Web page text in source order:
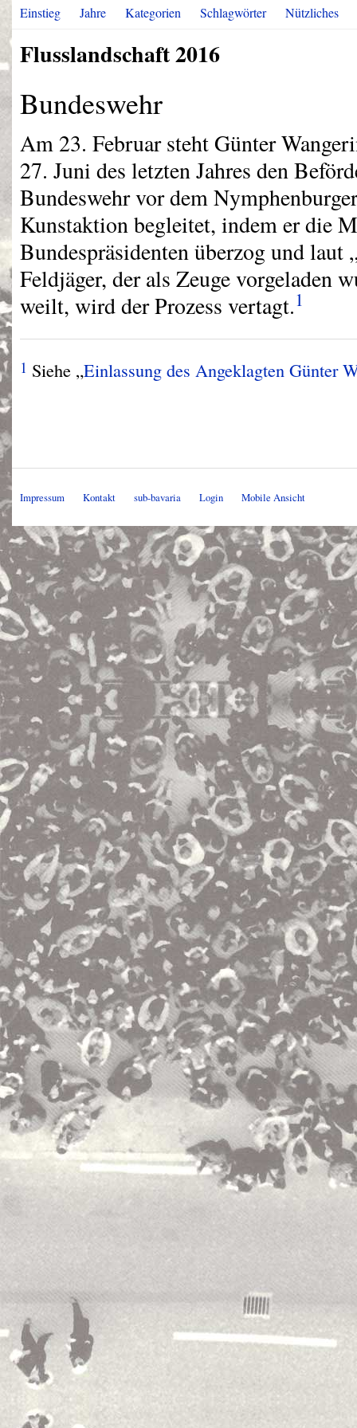
Einstieg Jahre Kategorien Schlagwörter Nützliches
Flusslandschaft 2016
Bundeswehr
Am 23. Februar steht Günter
27. Juni des letzten Jahres den
Bundeswehr vor dem
Kunstaktion begleitet, indem er die
Bundespräsidenten überzog und
Feldjäger, der als Zeuge vorgeladen
weilt, wird der Prozess vertagt.1
1 Siehe „Einlassung des Angeklagten Günter
Impressum Kontakt sub-bavaria Login Mobile Ansicht